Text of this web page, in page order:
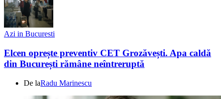
Azi in Bucuresti
Elcen oprește preventiv CET Grozăvești. Apa caldă
din București rămâne neîntreruptă
De laRadu Marinescu